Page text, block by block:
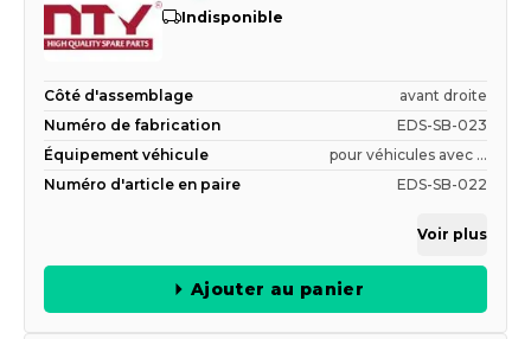
Indisponible
Côté d'assemblage
avant droite
Numéro de fabrication
EDS-SB-023
Équipement véhicule
pour véhicules avec ...
Numéro d'article en paire
EDS-SB-022
Voir plus
Ajouter au panier